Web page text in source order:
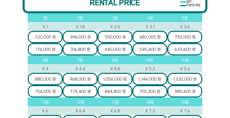
RENTAL PRICE
일반
학생 및 독립
1일
X 1
2일
X 1.8
3일
X 2.5
4일
X 3.1
5일
X 3.6
220,000 원 396,000 원 550,000 원 682,000 원 792,000 원
176,000 원 316,800 원 440,000 원 545,600 원 633,600 원
6일
X 4
7일
X 4.4
8일
X 4.8
9일
X 5.2
10일
X 5.6
880,000 원 968,000 원 1,056,000 원 1,144,000 원 1,232,000 원
704,000 원 774,400 원 844,800 원 915,200 원 985,600 원
11일
X 6
12일
X 6.4
13일
X 6.8
14일
X 7.2
15일
X 7.6